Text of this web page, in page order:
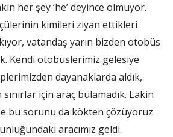
her şey ‘he’ deyince olmuyor.
kimileri ziyan ettikleri
vatandaş yarın bizden otobüs
Kendi otobüslerimiz gelesiye
dayanaklarda aldık,
için araç bulamadık. Lakin
bu sorunu da kökten çözüyoruz.
aracımız geldi.